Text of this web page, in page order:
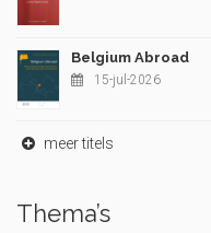
Belgium Abroad
15-jul-2026
meer titels
Thema’s